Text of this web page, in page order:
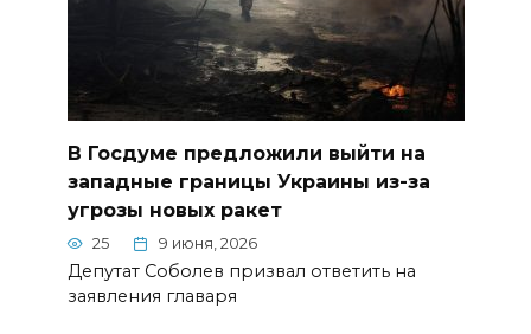
В Госдуме предложили выйти на
западные границы Украины из-за
угрозы новых ракет
25 9 июня, 2026
Депутат Соболев призвал ответить на
заявления главаря